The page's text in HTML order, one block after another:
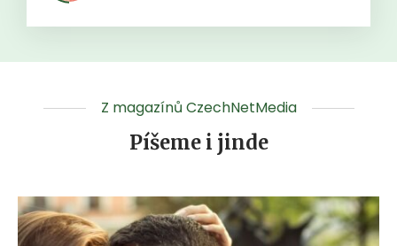
Z magazínů CzechNetMedia
Píšeme i jinde